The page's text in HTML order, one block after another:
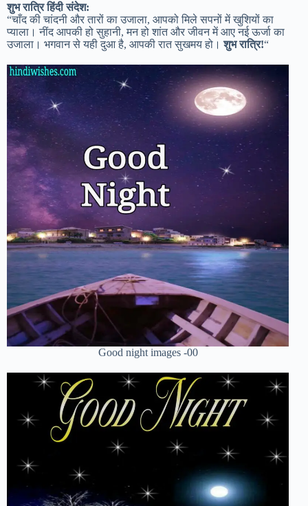
शुभ रात्रि हिंदी संदेश:
“चाँद की चांदनी और तारों का उजाला, आपको मिले सपनों में खुशियों का
प्याला। नींद आपकी हो सुहानी, मन हो शांत और जीवन में आए नई ऊर्जा का
उजाला। भगवान से यही दुआ है, आपकी रात सुखमय हो।शुभ रात्रि!“
Good night images -00